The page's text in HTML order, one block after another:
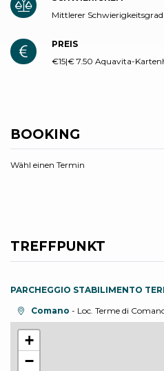
Mittlerer Schwierigkeitsgrad
PREIS
€15|€ 7.50 Aquavita-
BOOKING
Wähl einen Termin
TREFFPUNKT
+
−
PARCHEGGIO STABILIMENTO
aria.location:
Comano - Loc. Terme di